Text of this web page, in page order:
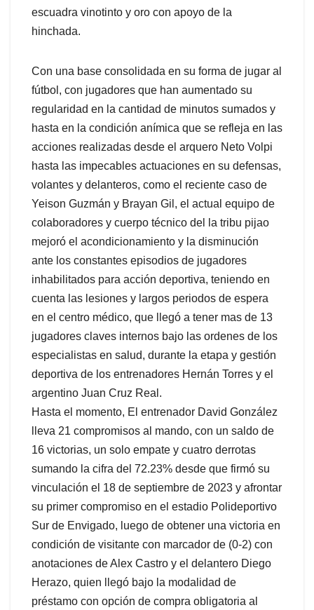
escuadra vinotinto y oro con apoyo de la
hinchada.
Con una base consolidada en su forma de jugar al
fútbol, con jugadores que han aumentado su
regularidad en la cantidad de minutos sumados y
hasta en la condición anímica que se refleja en las
acciones realizadas desde el arquero Neto Volpi
hasta las impecables actuaciones en su defensas,
volantes y delanteros, como el reciente caso de
Yeison Guzmán y Brayan Gil, el actual equipo de
colaboradores y cuerpo técnico del la tribu pijao
mejoró el acondicionamiento y la disminución
ante los constantes episodios de jugadores
inhabilitados para acción deportiva, teniendo en
cuenta las lesiones y largos periodos de espera
en el centro médico, que llegó a tener mas de 13
jugadores claves internos bajo las ordenes de los
especialistas en salud, durante la etapa y gestión
deportiva de los entrenadores Hernán Torres y el
argentino Juan Cruz Real.
Hasta el momento, El entrenador David González
lleva 21 compromisos al mando, con un saldo de
16 victorias, un solo empate y cuatro derrotas
sumando la cifra del 72.23% desde que firmó su
vinculación el 18 de septiembre de 2023 y afrontar
su primer compromiso en el estadio Polideportivo
Sur de Envigado, luego de obtener una victoria en
condición de visitante con marcador de (0-2) con
anotaciones de Alex Castro y el delantero Diego
Herazo, quien llegó bajo la modalidad de
préstamo con opción de compra obligatoria al